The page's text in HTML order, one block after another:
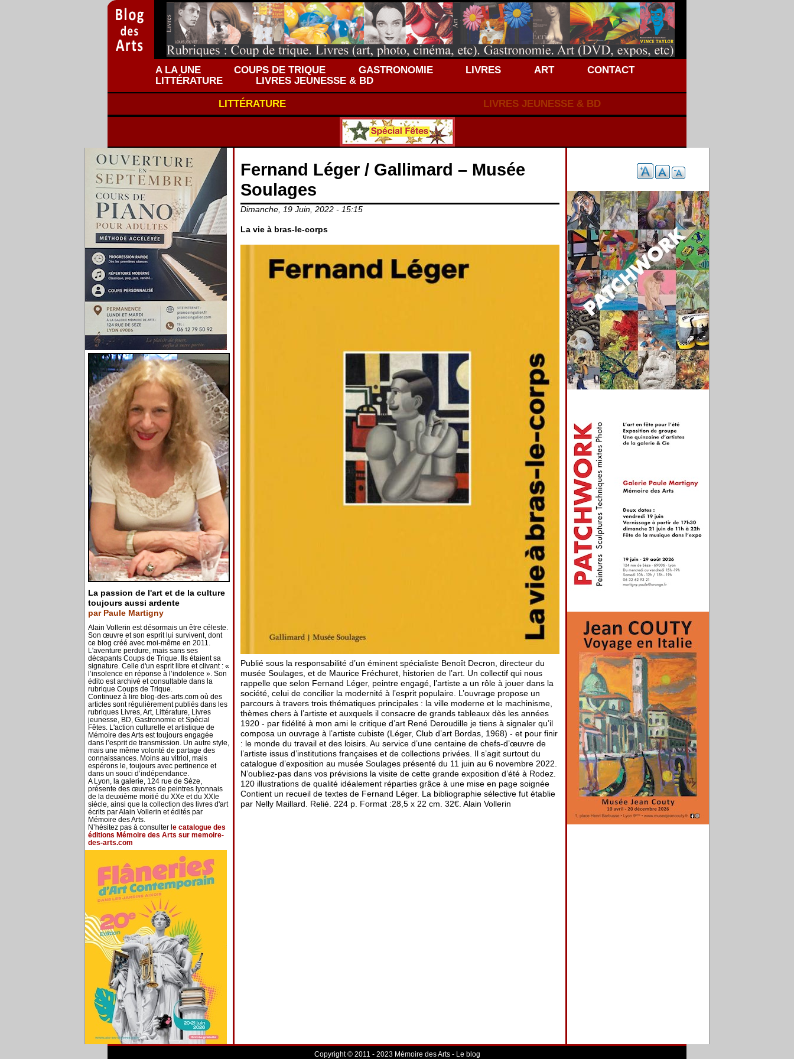
A LA UNE COUPS DE TRIQUE GASTRONOMIE LIVRES ART
CONTACT
LITTÉRATURE
LIVRES JEUNESSE & BD
LITTÉRATURE
LIVRES JEUNESSE & BD
La passion de l'art et de la culture
toujours aussi ardente
par Paule Martigny
Alain Vollerin est désormais un être céleste.
Son œuvre et son esprit lui survivent, dont
ce blog créé avec moi-même en 2011.
L'aventure perdure, mais sans ses
décapants Coups de Trique. Ils étaient sa
signature. Celle d'un esprit libre et clivant : «
l’insolence en réponse à l’indolence ». Son
édito est archivé et consultable dans la
rubrique Coups de Trique.
Continuez à lire blog-des-arts.com où des
articles sont régulièrement publiés dans les
rubriques Livres, Art, Littérature, Livres
jeunesse, BD, Gastronomie et Spécial
Fêtes. L'action culturelle et artistique de
Mémoire des Arts est toujours engagée
dans l’esprit de transmission. Un autre style,
mais une même volonté de partage des
connaissances. Moins au vitriol, mais
espérons le, toujours avec pertinence et
dans un souci d’indépendance.
A Lyon, la galerie, 124 rue de Sèze,
présente des œuvres de peintres lyonnais
de la deuxième moitié du XXe et du XXIe
siècle, ainsi que la collection des livres d'art
écrits par Alain Vollerin et édités par
Mémoire des Arts.
N’hésitez pas à consulter l e catalogue des
éditions Mémoire des Arts sur memoire-
des-arts.com
Fernand Léger / Gallimard – Musée
Soulages
Dimanche, 19 Juin, 2022 - 15:15
La vie à bras-le-corps
Publié sous la responsabilité d’un éminent spécialiste Benoît Decron, directeur du
musée Soulages, et de Maurice Fréchuret, historien de l’art. Un collectif qui nous
rappelle que selon Fernand Léger, peintre engagé, l’artiste a un rôle à jouer dans la
société, celui de concilier la modernité à l’esprit populaire. L’ouvrage propose un
parcours à travers trois thématiques principales : la ville moderne et le machinisme,
thèmes chers à l’artiste et auxquels il consacre de grands tableaux dès les années
1920 - par fidélité à mon ami le critique d’art René Deroudille je tiens à signaler qu’il
composa un ouvrage à l’artiste cubiste (Léger, Club d’art Bordas, 1968) - et pour finir
: le monde du travail et des loisirs. Au service d’une centaine de chefs-d’œuvre de
l’artiste issus d’institutions françaises et de collections privées. Il s’agit surtout du
catalogue d’exposition au musée Soulages présenté du 11 juin au 6 novembre 2022.
N’oubliez-pas dans vos prévisions la visite de cette grande exposition d’été à Rodez.
120 illustrations de qualité idéalement réparties grâce à une mise en page soignée
Contient un recueil de textes de Fernand Léger. La bibliographie sélective fut établie
par Nelly Maillard. Relié. 224 p. Format :28,5 x 22 cm. 32€. Alain Vollerin
Copyright © 2011 - 2023 Mémoire des Arts - Le blog